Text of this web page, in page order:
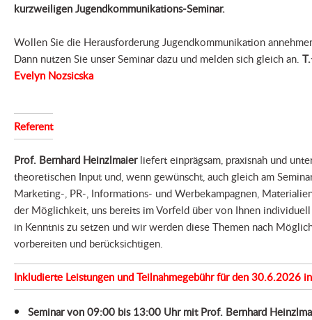
kurzweiligen Jugendkommunikations-Seminar.
Wollen Sie die Herausforderung Jugendkommunikation
Dann nutzen Sie unser Seminar dazu und melden sich gleich an.
Evelyn Nozsicska
Referent
Prof. Bernhard Heinzlmaierliefert einprägsam, praxisnah und
theoretischen Input und, wenn gewünscht, auch gleich am
Marketing-, PR-, Informations- und Werbekampagnen,
der Möglichkeit, uns bereits im Vorfeld über von Ihnen
in Kenntnis zu setzen und wir werden diese Themen nach
vorbereiten und berücksichtigen.
Inkludierte Leistungen und Teilnahmegebühr für den 30.6.2026
Seminar von 09:00 bis 13:00 Uhr mit Prof. Bernhard